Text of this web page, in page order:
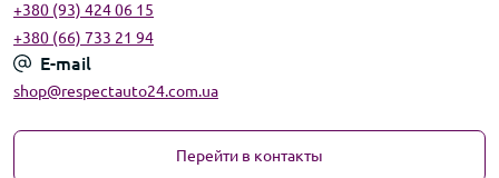
+380 (93) 424 06 15
+380 (66) 733 21 94
E-mail
shop@respectauto24.com.ua
Перейти в контакты